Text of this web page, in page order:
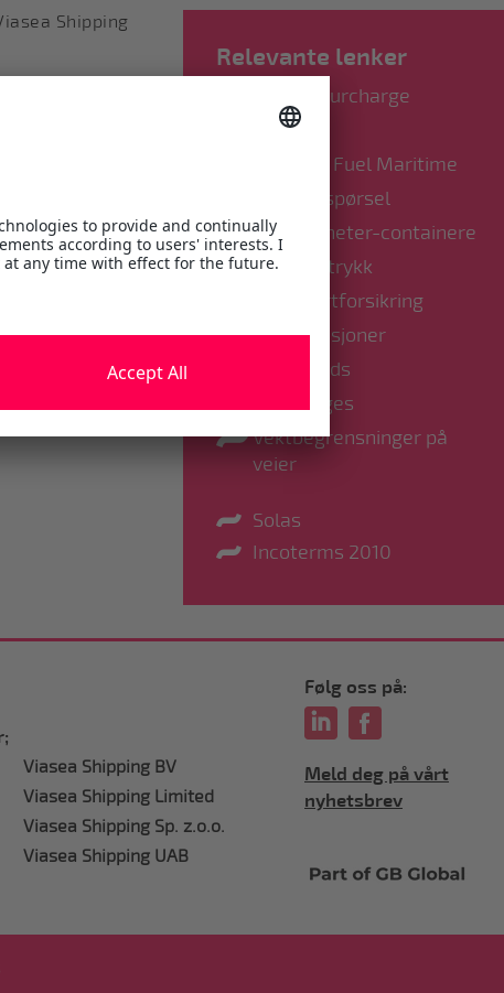
Shipping
forsendelse?
inntrufne
Relevante lenker
Bunker surcharge
BAF
ETS / EU Fuel Maritime
Prisforespørsel
Lasteenheter-containere
Ord & uttrykk
Transportforsikring
Reklamasjoner
Farlig gods
Surcharges
Vektbegrensninger på
veier
Solas
Incoterms 2010
Viasea Shipping BV
Viasea Shipping Limited
Viasea Shipping Sp. z.o.o.
Viasea Shipping UAB
Følg oss på:
Meld deg på vårt
nyhetsbrev